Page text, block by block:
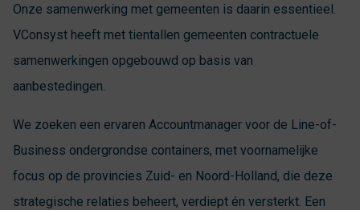
Onze samenwerking met gemeenten is daarin essentieel.
VConsyst heeft met tientallen gemeenten contractuele
samenwerkingen opgebouwd op basis van
aanbestedingen.
We zoeken een ervaren Accountmanager voor de Line-of-
Business ondergrondse containers, met voornamelijke
focus op de provincies Zuid- en Noord-Holland, die deze
strategische relaties beheert, verdiept én versterkt. Een